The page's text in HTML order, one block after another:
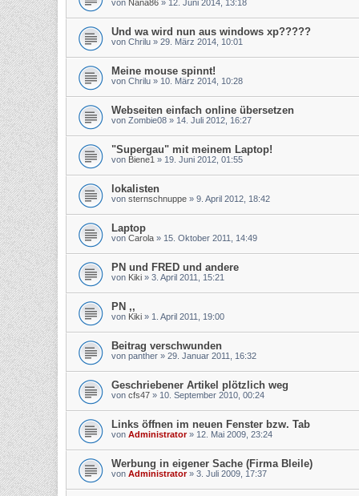
von Nana86 » 12. Juni 2014, 13:18
Und wa wird nun aus windows xp?????
von Chrilu » 29. März 2014, 10:01
Meine mouse spinnt!
von Chrilu » 10. März 2014, 10:28
Webseiten einfach online übersetzen
von Zombie08 » 14. Juli 2012, 16:27
"Supergau" mit meinem Laptop!
von Biene1 » 19. Juni 2012, 01:55
lokalisten
von sternschnuppe » 9. April 2012, 18:42
Laptop
von Carola » 15. Oktober 2011, 14:49
PN und FRED und andere
von Kiki » 3. April 2011, 15:21
PN ,,
von Kiki » 1. April 2011, 19:00
Beitrag verschwunden
von panther » 29. Januar 2011, 16:32
Geschriebener Artikel plötzlich weg
von cfs47 » 10. September 2010, 00:24
Links öffnen im neuen Fenster bzw. Tab
von Administrator» 12. Mai 2009, 23:24
Werbung in eigener Sache (Firma Bleile)
von Administrator» 3. Juli 2009, 17:37